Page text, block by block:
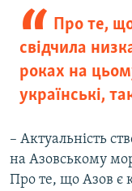
Про те,
свідчила
роках на
українські,
– Актуальність
на Азовському
Про те, що Азов є